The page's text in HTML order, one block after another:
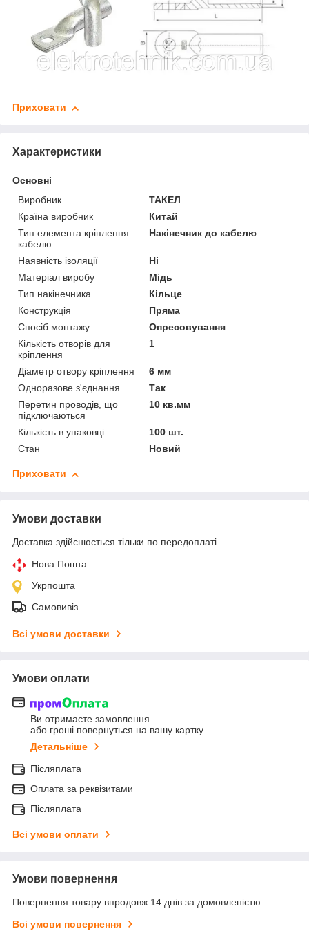
Приховати
Характеристики
Основні
Виробник
ТАКЕЛ
Країна виробник
Китай
Тип елемента кріплення
кабелю
Накінечник до кабелю
Наявність ізоляції
Ні
Матеріал виробу
Мідь
Тип накінечника
Кільце
Конструкція
Пряма
Спосіб монтажу
Опресовування
Кількість отворів для
кріплення
1
Діаметр отвору кріплення
6 мм
Одноразове з'єднання
Так
Перетин проводів, що
підключаються
10 кв.мм
Кількість в упаковці
100 шт.
Стан
Новий
Приховати
Умови доставки
Доставка здійснюється тільки по передоплаті.
Нова Пошта
Укрпошта
Самовивіз
Всі умови доставки
Умови оплати
Ви отримаєте замовлення
або гроші повернуться на вашу картку
Детальніше
Післяплата
Оплата за реквізитами
Післяплата
Всі умови оплати
Умови повернення
Повернення товару впродовж 14 днів за домовленістю
Всі умови повернення